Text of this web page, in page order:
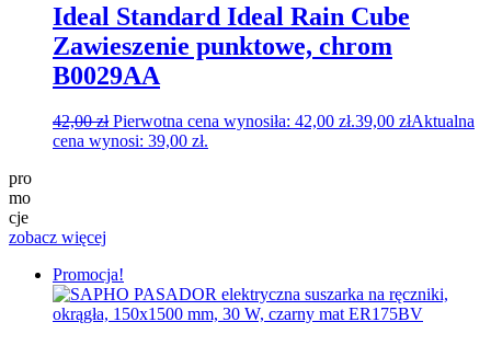
Ideal Standard Ideal Rain Cube
Zawieszenie punktowe, chrom
B0029AA
42,00zł Pierwotna cena wynosiła: 42,00 zł.39,00 złAktualna
cena wynosi: 39,00 zł.
pro
mo
cje
zobacz więcej
Promocja!